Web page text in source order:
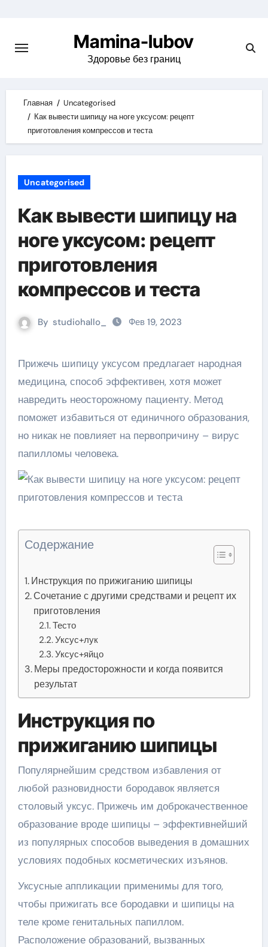
content
Mamina-lubov
Здоровье без границ
Главная
Uncategorised
Как вывести шипицу на ноге уксусом: рецепт
приготовления компрессов и теста
Uncategorised
Как вывести шипицу на
ноге уксусом: рецепт
приготовления
компрессов и теста
By studiohallo_ Фев 19, 2023
Прижечь шипицу уксусом предлагает народная
медицина, способ эффективен, хотя может
навредить неосторожному пациенту. Метод
поможет избавиться от единичного образования,
но никак не повлияет на первопричину – вирус
папилломы человека.
Содержание
Инструкция по прижиганию шипицы
Сочетание с другими средствами и рецепт их
приготовления
Тесто
Уксус+лук
Уксус+яйцо
Меры предосторожности и когда появится
результат
Инструкция по
прижиганию шипицы
Популярнейшим средством избавления от
любой разновидности бородавок является
столовый уксус. Прижечь им доброкачественное
образование вроде шипицы – эффективнейший
из популярных способов выведения в домашних
условиях подобных косметических изъянов.
Уксусные аппликации применимы для того,
чтобы прижигать все бородавки и шипицы на
теле кроме генитальных папиллом.
Расположение образований, вызванных